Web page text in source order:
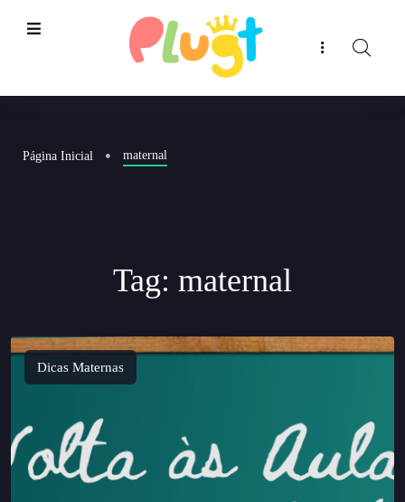
Página Inicial maternal
Tag: maternal
Dicas Maternas